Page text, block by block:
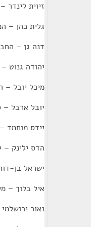
זיוית
גלית כהן –
דנה גן –
יהודה גנוט
מיכל יובל –
יובל ארבל –
יידס מוחמד
הדס ילינק
ישראל בן-
איל בלוך –
נאור